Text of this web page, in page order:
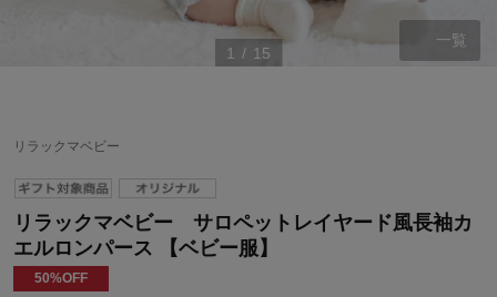
1 / 15
一覧
リラックマベビー
リラックマベビー サロペットレイヤード風長袖カ
エルロンパース 【ベビー服】
50%OFF